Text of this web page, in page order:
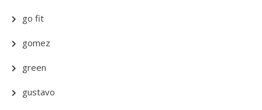
go fit
gomez
green
gustavo